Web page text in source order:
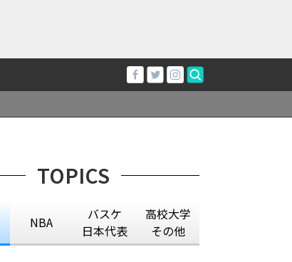
TOPICS
NBA
バスケ
日本代表
高校大学
その他